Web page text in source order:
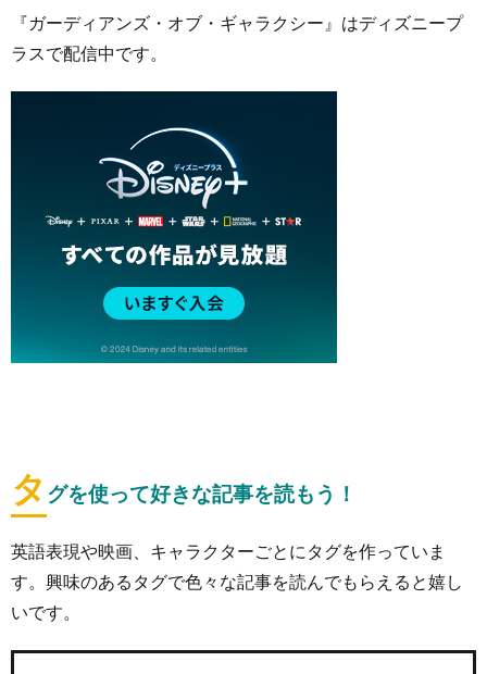
『ガーディアンズ・オブ・ギャラクシー』はディズニープ
ラスで配信中です。
タ グを使って好きな記事を読もう！
英語表現や映画、キャラクターごとにタグを作っていま
す。興味のあるタグで色々な記事を読んでもらえると嬉し
いです。